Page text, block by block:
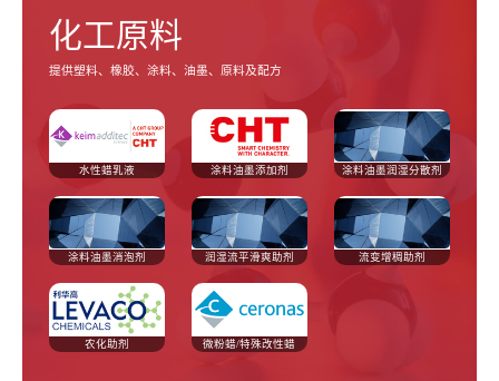
化工原料
提供塑料、橡胶、涂料、油墨、原料及配方
水性蜡乳液 涂料油墨添加剂 涂料油墨润湿分散剂
涂料油墨消泡剂 润湿流平滑爽助剂 流变增稠助剂
农化助剂 微粉蜡/特殊改性蜡